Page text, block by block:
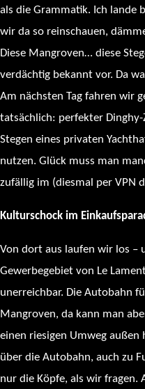
als die Grammatik. Ich lande
wir da so reinschauen,
Diese Mangroven… diese
verdächtig bekannt vor. Da
Am nächsten Tag fahren wir
tatsächlich: perfekter
Stegen eines privaten
nutzen. Glück muss man
zufällig im (diesmal per VPN
Kulturschock im
Von dort aus laufen wir los –
Gewerbegebiet von Le
unerreichbar. Die Autobahn
Mangroven, da kann man
einen riesigen Umweg außen
über die Autobahn, auch zu
nur die Köpfe, als wir fragen.